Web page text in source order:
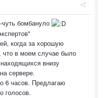
бомбануло
когда за хорошую
что в моем случае было
внизу
сервере.
6 часов. Предлагаю
голосов.